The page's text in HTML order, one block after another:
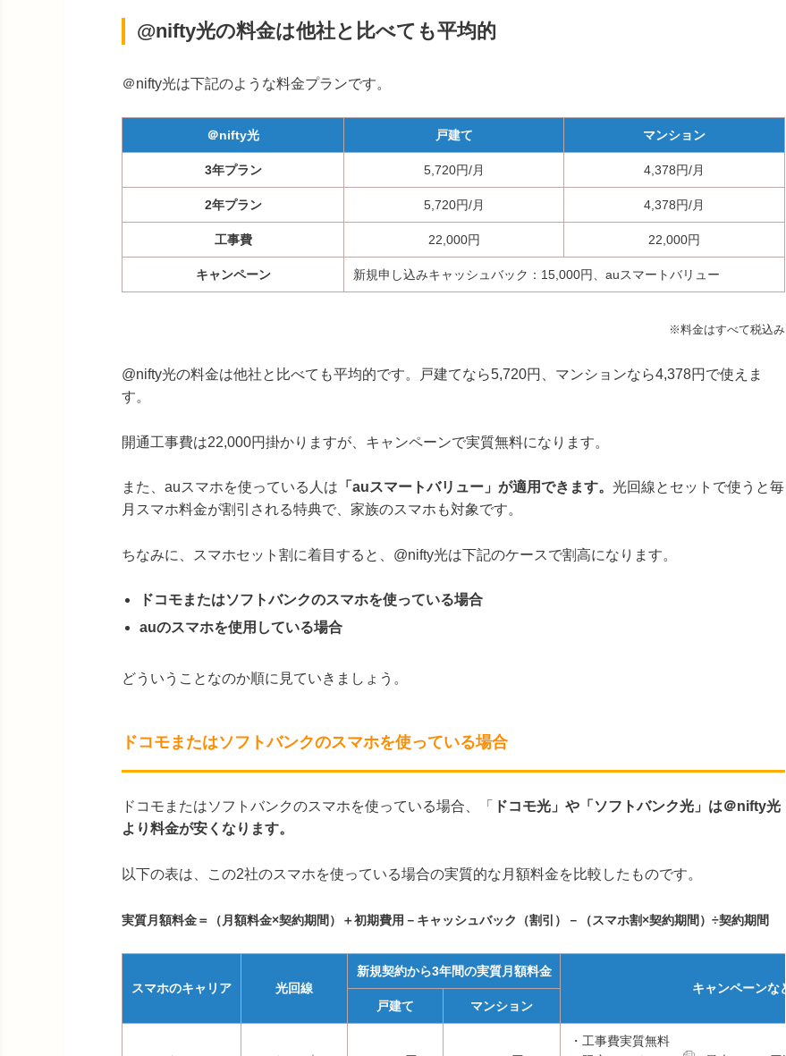
@nifty光の料金は他社と比べても平均的
＠nifty光は下記のような料金プランです。
＠nifty光 戸建て マンション
3年プラン 5,720円/月 4,378円/月
2年プラン 5,720円/月 4,378円/月
工事費 22,000円 22,000円
キャンペーン 新規申し込みキャッシュバック： 15,000円、auスマートバリュー
※料金はすべて税込み
@nifty光の料金は他社と比べても平均的です。戸建てなら5,720円、マンションなら4,378円で使えま
す。
開通工事費は22,000円掛かりますが、キャンペーンで実質無料になります。
また、auスマホを使っている人は 「auスマートバリュー」が適用できます。 光回線とセットで使うと毎
月スマホ料金が割引される特典で、家族のスマホも対象です。
ちなみに、スマホセット割に着目すると、@nifty光は下記のケースで割高になります。
ドコモまたはソフトバンクのスマホを使っている場合
auのスマホを使用している場合
どういうことなのか順に見ていきましょう。
ドコモまたはソフトバンクのスマホを使っている場合
ドコモまたはソフトバンクのスマホを使っている場合、「
ドコモ光」や「ソフトバンク光」は＠nifty光
より料金が安くなります。
以下の表は、この2社のスマホを使っている場合の実質的な月額料金を比較したものです。
実質月額料金＝（月額料金×契約期間）＋初期費用－キャッシュバック（割引）－（スマホ割×契約期間）÷契約期間
スマホのキャリア 光回線
新規契約から3年間の実質月額料金
キャンペーンなど
戸建て
マンション
・工事費実質無料